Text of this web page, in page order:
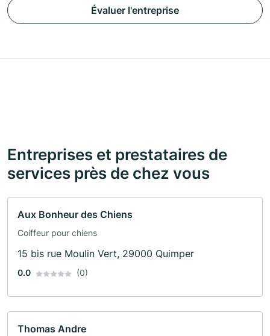
Évaluer l'entreprise
Entreprises et prestataires de
services près de chez vous
Aux Bonheur des Chiens
Coiffeur pour chiens
15 bis rue Moulin Vert, 29000 Quimper
0.0 (0)
Thomas Andre